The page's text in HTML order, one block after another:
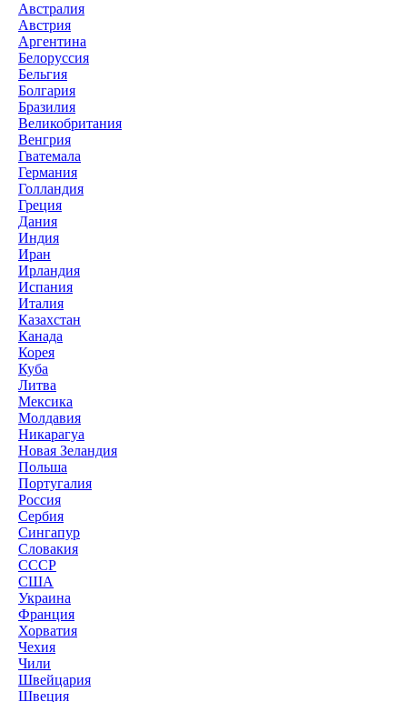
Австралия
Австрия
Аргентина
Белоруссия
Бельгия
Болгария
Бразилия
Великобритания
Венгрия
Гватемала
Германия
Голландия
Греция
Дания
Индия
Иран
Ирландия
Испания
Италия
Казахстан
Канада
Корея
Куба
Литва
Мексика
Молдавия
Никарагуа
Новая Зеландия
Польша
Португалия
Россия
Сербия
Сингапур
Словакия
СССР
США
Украина
Франция
Хорватия
Чехия
Чили
Швейцария
Швеция